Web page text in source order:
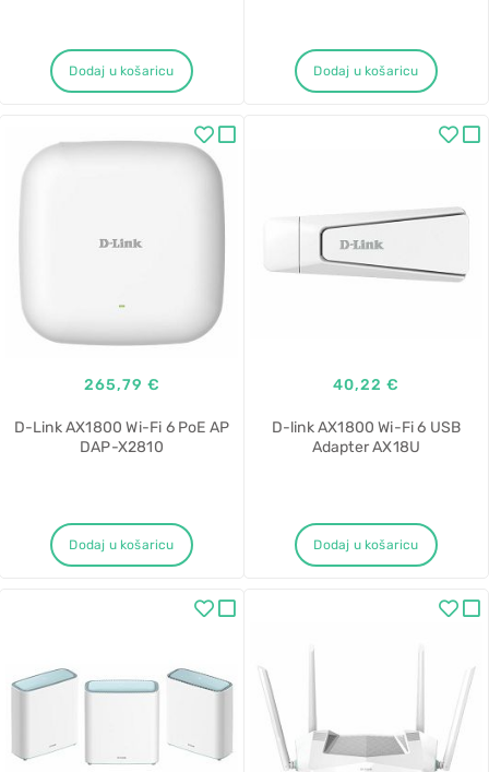
Dodaj u košaricu Dodaj u košaricu
265,79 €
D-Link AX1800 Wi-Fi 6 PoE AP
DAP-X2810
Dodaj u košaricu
40,22 €
D-link AX1800 Wi-Fi 6 USB
Adapter AX18U
Dodaj u košaricu